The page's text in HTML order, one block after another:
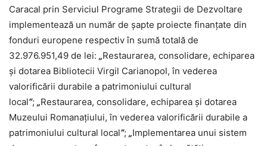
Caracal prin Serviciul Programe Strategii de Dezvoltare
implementează un număr de șapte proiecte finanțate din
fonduri europene respectiv în sumă totală de
32.976.951,49 de lei: „Restaurarea, consolidare, echiparea
și dotarea Bibliotecii Virgil Carianopol, în vederea
valorificării durabile a patrimoniului cultural
local”; „Restaurarea, consolidare, echiparea și dotarea
Muzeului Romanațiului, în vederea valorificării durabile a
patrimoniului cultural local”; „Implementarea unui sistem